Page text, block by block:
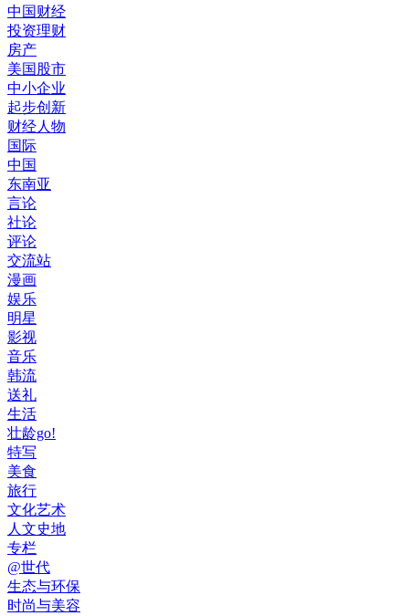
中国财经
投资理财
房产
美国股市
中小企业
起步创新
财经人物
国际
中国
东南亚
言论
社论
评论
交流站
漫画
娱乐
明星
影视
音乐
韩流
送礼
生活
壮龄go!
特写
美食
旅行
文化艺术
人文史地
专栏
@世代
生态与环保
时尚与美容